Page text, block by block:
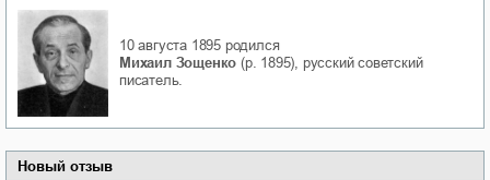
10 августа 1895 родился
Михаил Зощенко (р. 1895), русский советский
писатель.
Новый отзыв